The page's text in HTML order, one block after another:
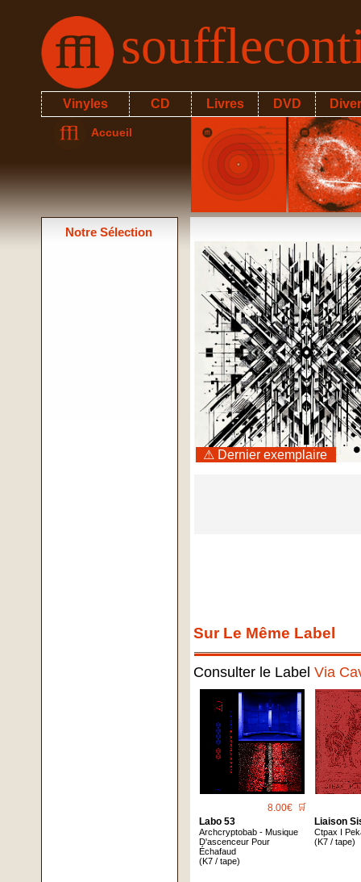
Vinyles CD Livres DVD
Accueil
Notre Sélection
⚠ Dernier exemplaire
Sur Le Même Label
Consulter le LabelVia
8.00€ 🛒
Labo 53
Archcryptobab - Musique
D'ascenceur Pour
Échafaud
(K7 / tape)
Liaison
Ctpax I
(K7 / tape)